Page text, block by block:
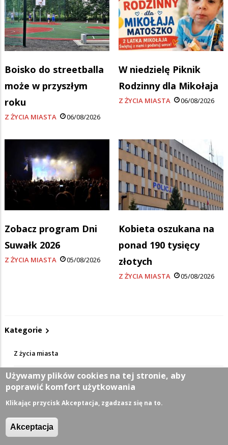
Boisko do streetballa
może w przyszłym
roku
Z ŻYCIA MIASTA 06/08/2026
W niedzielę Piknik
Rodzinny dla Mikołaja
Z ŻYCIA MIASTA 06/08/2026
Zobacz program Dni
Suwałk 2026
Z ŻYCIA MIASTA 05/08/2026
Kobieta oszukana na
ponad 190 tysięcy
złotych
Z ŻYCIA MIASTA 05/08/2026
Kategorie
Z życia miasta
Sport
Kultura
Wiadomości z regionu
Używamy plików cookies na tej stronie, aby
poprawić komfort użytkowania
Klikając przycisk Akceptacja, zgadzasz się na to.
Akceptacja